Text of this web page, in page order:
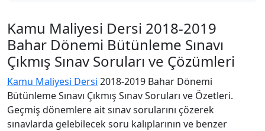
Kamu Maliyesi Dersi 2018-2019
Bahar Dönemi Bütünleme Sınavı
Çıkmış Sınav Soruları ve Çözümleri
Kamu Maliyesi Dersi 2018-2019 Bahar Dönemi
Bütünleme Sınavı Çıkmış Sınav Soruları ve Özetleri.
Geçmiş dönemlere ait sınav sorularını çözerek
sınavlarda gelebilecek soru kalıplarının ve benzer